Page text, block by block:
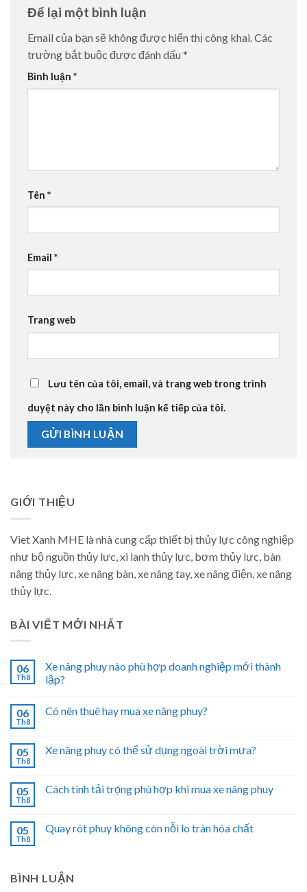
Để lại một bình luận
Email của bạn sẽ không được hiển thị công khai.Các
trường bắt buộc được đánh dấu *
Bình luận *
Tên *
Email *
Trang web
Lưu tên của tôi, email, và trang web trong trình
duyệt này cho lần bình luận kế tiếp của tôi.
GIỚI THIỆU
Viet Xanh MHE là nhà cung cấp thiết bị thủy lực công nghiệp
như bộ nguồn thủy lực, xi lanh thủy lực, bơm thủy lực, bàn
nâng thủy lực, xe nâng bàn, xe nâng tay, xe nâng điện, xe nâng
thủy lực.
BÀI VIẾT MỚI NHẤT
06
Th8
Xe nâng phuy nào phù hợp doanh nghiệp mới thành
lập?
06
Th8
Có nên thuê hay mua xe nâng phuy?
05
Th8
Xe nâng phuy có thể sử dụng ngoài trời mưa?
05
Th8
Cách tính tải trọng phù hợp khi mua xe nâng phuy
05
Th8
Quay rót phuy không còn nỗi lo tràn hóa chất
BÌNH LUẬN